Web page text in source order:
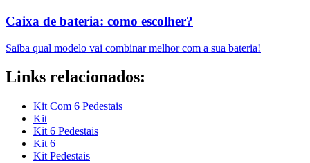
Caixa de bateria: como escolher?
Saiba qual modelo vai combinar melhor com a sua bateria!
Links relacionados:
Kit Com 6 Pedestais
Kit
Kit 6 Pedestais
Kit 6
Kit Pedestais